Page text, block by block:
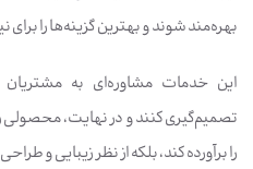
بهره‌مند شوند و بهترین گزینه‌ها را
این خدمات مشاوره‌ای به
تصمیم‌گیری کنند و در نهایت، محصولی
را برآورده کند، بلکه از نظر زیبایی و